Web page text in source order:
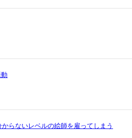
動
らないレベルの絵師を雇ってしまう